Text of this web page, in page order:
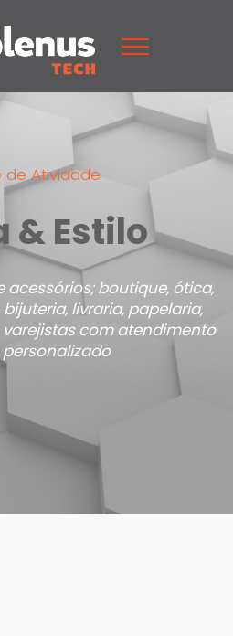
de Atividade
& Estilo
acessórios; boutique, ótica,
livraria, papelaria,
com atendimento